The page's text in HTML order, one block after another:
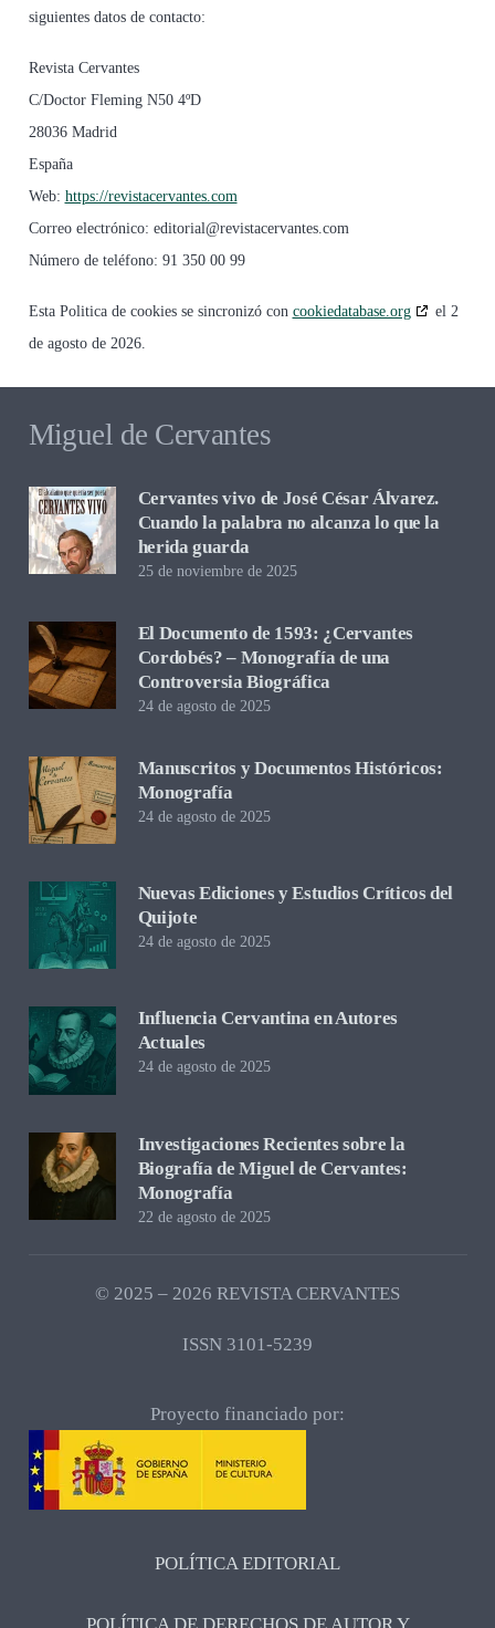
siguientes datos de contacto:
Revista Cervantes
C/Doctor Fleming N50 4ºD
28036 Madrid
España
Web: https://revistacervantes.com
Correo electrónico: editorial@revistacervantes.com
Número de teléfono: 91 350 00 99
Esta Politica de cookies se sincronizó con cookiedatabase.org
el 2
de agosto de 2026.
Miguel de Cervantes
Cervantes vivo de José César Álvarez.
Cuando la palabra no alcanza lo que la
herida guarda
25 de noviembre de 2025
El Documento de 1593: ¿Cervantes
Cordobés? – Monografía de una
Controversia Biográfica
24 de agosto de 2025
Manuscritos y Documentos Históricos:
Monografía
24 de agosto de 2025
Nuevas Ediciones y Estudios Críticos del
Quijote
24 de agosto de 2025
Influencia Cervantina en Autores
Actuales
24 de agosto de 2025
Investigaciones Recientes sobre la
Biografía de Miguel de Cervantes:
Monografía
22 de agosto de 2025
© 2025 – 2026 REVISTA CERVANTES
ISSN 3101-5239
Proyecto financiado por:
POLÍTICA EDITORIAL